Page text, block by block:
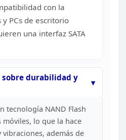
con la
y PCs de escritorio
una interfaz SATA
sobre durabilidad y
tecnología NAND Flash
lo que la hace
vibraciones, además de